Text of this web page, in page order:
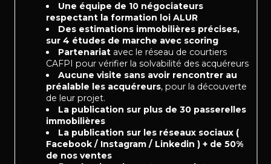
Une équipe de 10 négociateurs
respectant la formation loi ALUR
Des estimations immobilières précises,
sur 4 études de marche avec scoring
Partenariat avec le réseau de courtiers
CAFPI pour vérifier la solvabilité des acquéreurs
Aucune visite sans avoir rencontrer au
préalable les acquéreurs, pour la découverte
de leur projet.
La publication sur plus de 30 passerelles
immobilières
La publication sur les réseaux sociaux (
Facebook / Instagram / Linkedin ) + de 50%
de nos ventes